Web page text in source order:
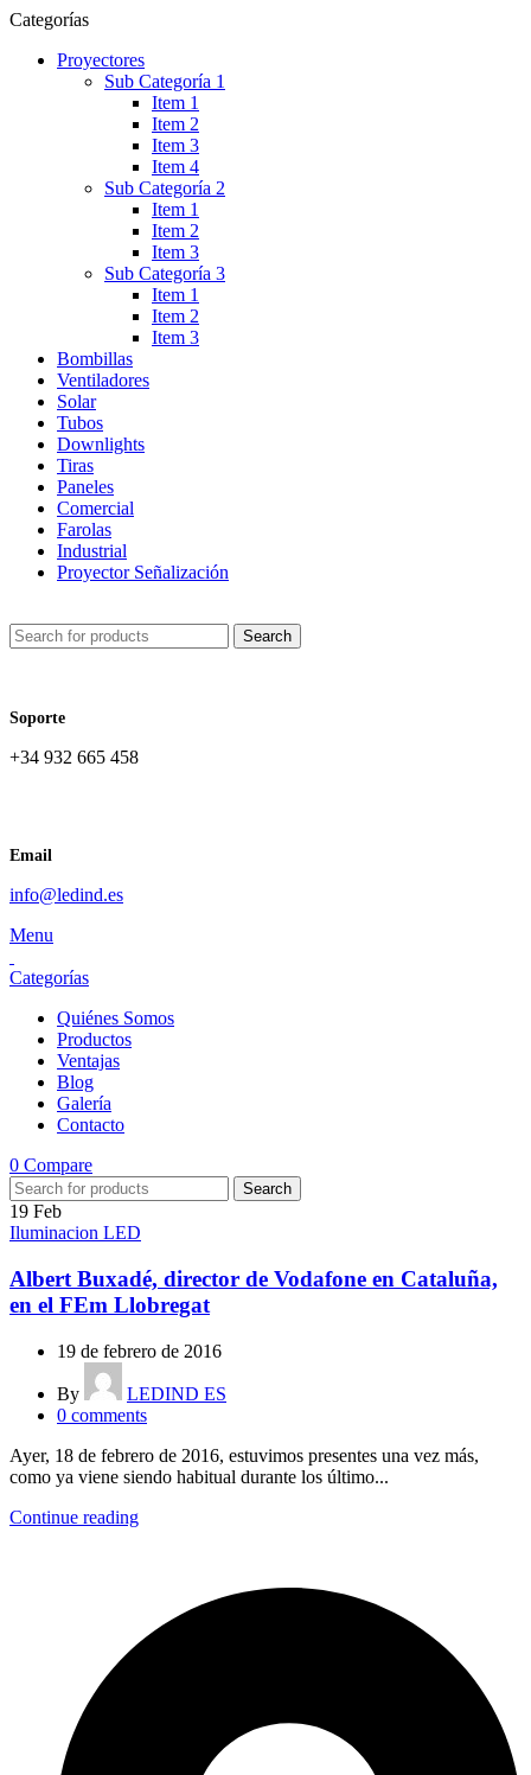
Categorías
Proyectores
Sub Categoría 1
Item 1
Item 2
Item 3
Item 4
Sub Categoría 2
Item 1
Item 2
Item 3
Sub Categoría 3
Item 1
Item 2
Item 3
Bombillas
Ventiladores
Solar
Tubos
Downlights
Tiras
Paneles
Comercial
Farolas
Industrial
Proyector Señalización
Search
Soporte
+34 932 665 458‬
Email
info@ledind.es
Menu
Categorías
Quiénes Somos
Productos
Ventajas
Blog
Galería
Contacto
0 Compare
Search
19 Feb
Iluminacion LED
Albert Buxadé, director de Vodafone en Cataluña,
en el FEm Llobregat
19 de febrero de 2016
By
LEDIND ES
0 comments
Ayer, 18 de febrero de 2016, estuvimos presentes una vez más,
como ya viene siendo habitual durante los último...
Continue reading